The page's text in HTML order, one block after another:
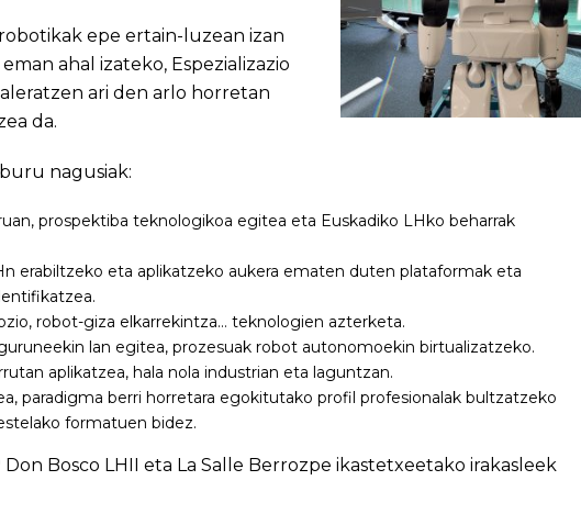
epe ertain-luzean izan
ahal izateko, Espezializazio
ari den arlo horretan
da.
nagusiak:
prospektiba teknologikoa egitea eta Euskadiko LHko beharrak
erabiltzeko eta aplikatzeko aukera ematen duten plataformak eta
robot-giza elkarrekintza… teknologien azterketa.
lan egitea, prozesuak robot autonomoekin birtualizatzeko.
aplikatzea, hala nola industrian eta laguntzan.
paradigma berri horretara egokitutako profil profesionalak bultzatzeko
formatuen bidez.
Bosco LHII eta La Salle Berrozpe ikastetxeetako irakasleek